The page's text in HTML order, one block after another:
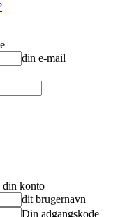
din e-mail
din konto
dit brugernavn
Din adgangskode